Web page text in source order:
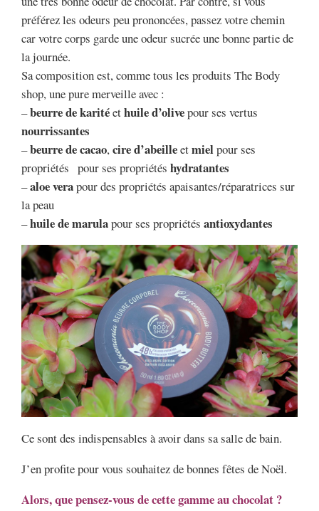
préférez les odeurs peu prononcées, passez votre chemin
car votre corps garde une odeur sucrée une bonne partie de
la journée.
Sa composition est, comme tous les produits The Body
shop, une pure merveille avec :
–beurre de karitéethuile d’olivepour ses vertus
nourrissantes
–beurre de cacao,cire d’abeilleetmielpour ses
propriétés pour ses propriétés hydratantes
–aloe verapour des propriétés apaisantes/réparatrices sur
la peau
–huile de marulapour ses propriétés antioxydantes
Ce sont des indispensables à avoir dans sa salle de bain.
J’en profite pour vous souhaitez de bonnes fêtes de Noël.
Alors, que pensez-vous de cette gamme au chocolat ?